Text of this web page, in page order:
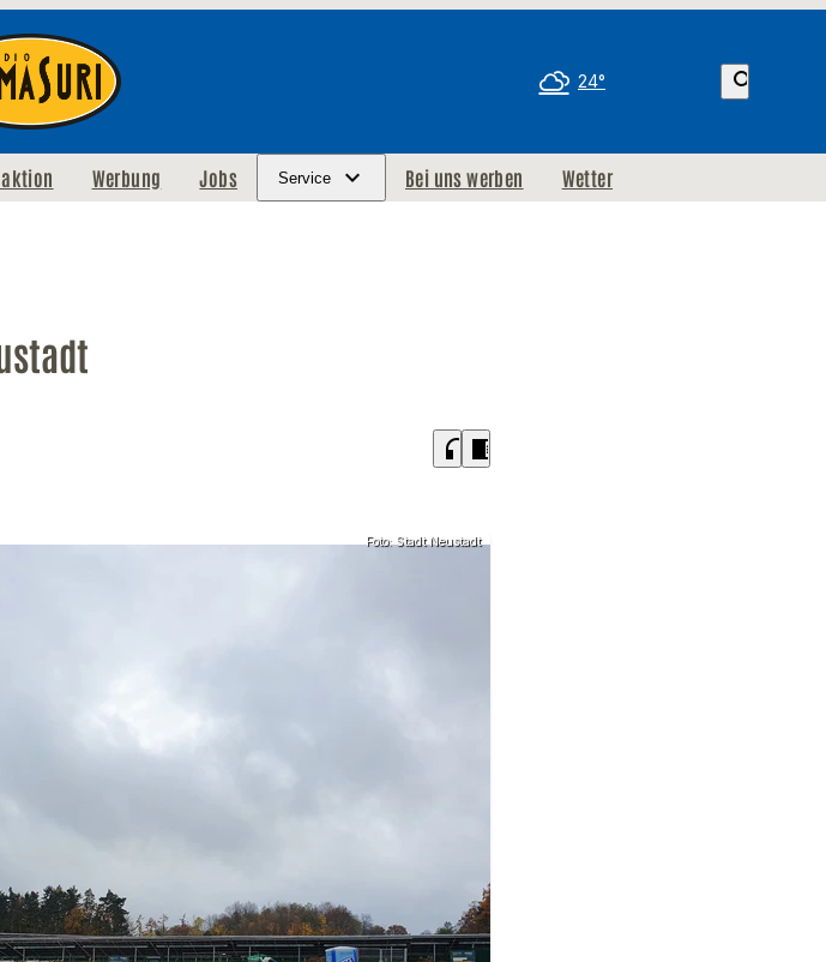
24° search
Werbung Jobs Service Bei uns werben Wetter
headphones chrome_reader_mode
Foto: Stadt Neustadt